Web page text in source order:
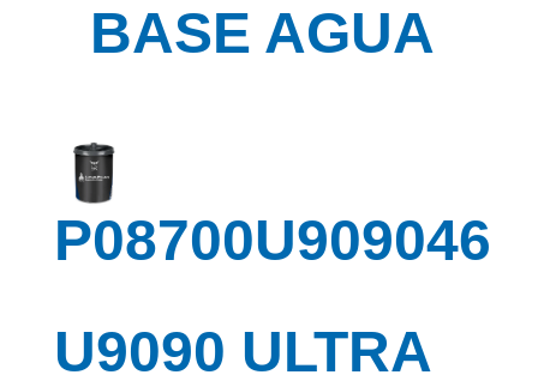
BASE AGUA
P08700U909046
U9090 ULTRA